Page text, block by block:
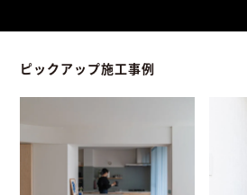
ピックアップ施工事例